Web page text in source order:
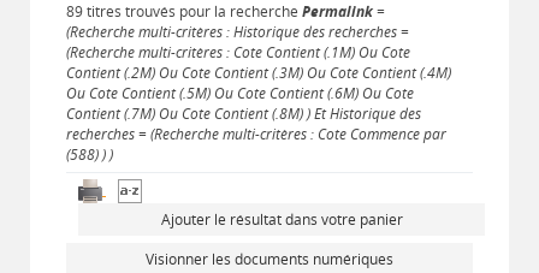
89 titres trouvés pour la recherche Permalink=
(Recherche multi-critères : Historique des recherches =
(Recherche multi-critères : Cote Contient (.1M) Ou Cote
Contient (.2M) Ou Cote Contient (.3M) Ou Cote Contient (.4M)
Ou Cote Contient (.5M) Ou Cote Contient (.6M) Ou Cote
Contient (.7M) Ou Cote Contient (.8M) ) Et Historique des
recherches = (Recherche multi-critères : Cote Commence par
(588) ) )
Ajouter le résultat dans votre panier
Visionner les documents numériques